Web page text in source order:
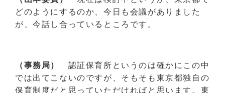
どのようにするのか、今日も会議がありました
が、今話し合っているところです。
（事務局）
認証保育所というのは確かにこの中
では出てこないのですが、そもそも東京都独自の
保育制度だと思っていただければと思います。東